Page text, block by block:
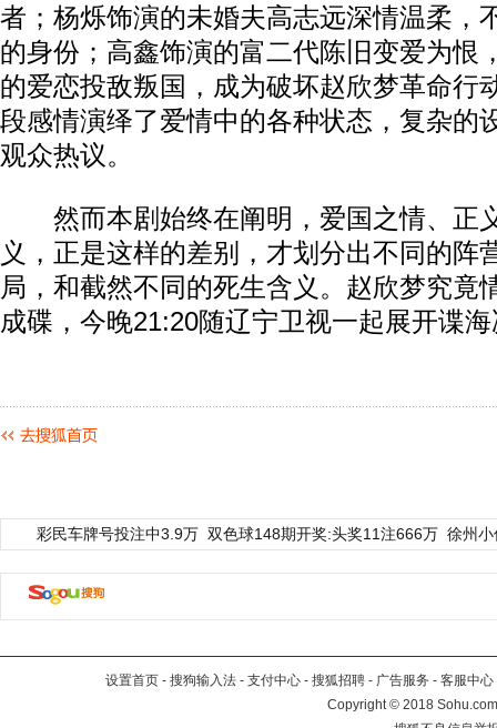
者；杨烁饰演的未婚夫高志远深情温柔，
的身份；高鑫饰演的富二代陈旧变爱为恨
的爱恋投敌叛国，成为破坏赵欣梦革命行
段感情演绎了爱情中的各种状态，复杂的
观众热议。
然而本剧始终在阐明，爱国之情、正
义，正是这样的差别，才划分出不同的阵
局，和截然不同的死生含义。赵欣梦究竟
成碟，今晚21:20随辽宁卫视一起展开谍
彩民车牌号投注中3.9万 双色球148期开奖:头奖11注666万 徐州
设置首页 - 搜狗输入法 - 支付中心 - 搜狐招聘 - 广告服务 - 客服中心
Copyright©2018